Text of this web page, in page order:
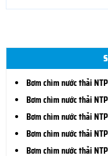
Bơm chìm nước thải
Bơm chìm nước thải
Bơm chìm nước thải
Bơm chìm nước thải
Bơm chìm nước thải